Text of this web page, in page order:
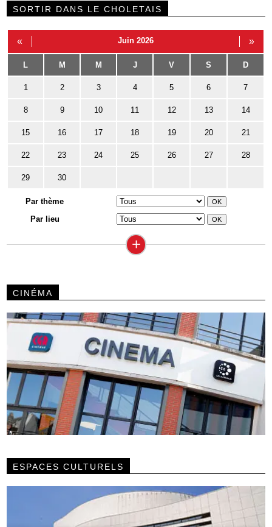
SORTIR DANS LE CHOLETAIS
« Juin 2026 »
L M M J V S D
1 2 3 4 5 6 7
8 9 10 11 12 13 14
15 16 17 18 19 20 21
22 23 24 25 26 27 28
29 30
Par thème
Par lieu
+
CINÉMA
ESPACES CULTURELS